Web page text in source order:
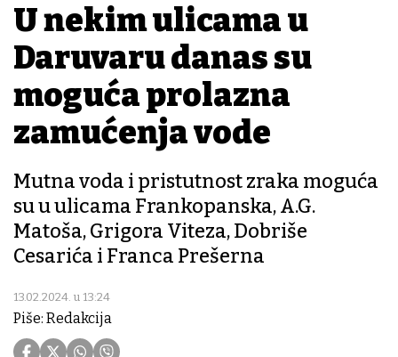
U nekim ulicama u
Daruvaru danas su
moguća prolazna
zamućenja vode
Mutna voda i pristutnost zraka moguća
su u ulicama Frankopanska, A.G.
Matoša, Grigora Viteza, Dobriše
Cesarića i Franca Prešerna
13.02.2024. u 13:24
Piše: Redakcija